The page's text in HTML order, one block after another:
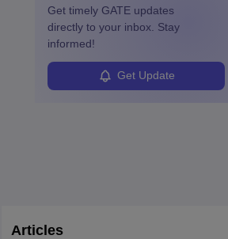
Get timely GATE updates
directly to your inbox. Stay
informed!
Get Update
Articles